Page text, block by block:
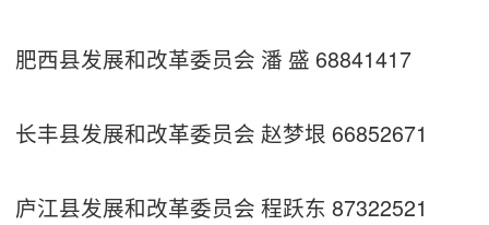
肥西县发展和改革委员会 潘 盛 68841417
长丰县发展和改革委员会 赵梦垠 66852671
庐江县发展和改革委员会 程跃东 87322521